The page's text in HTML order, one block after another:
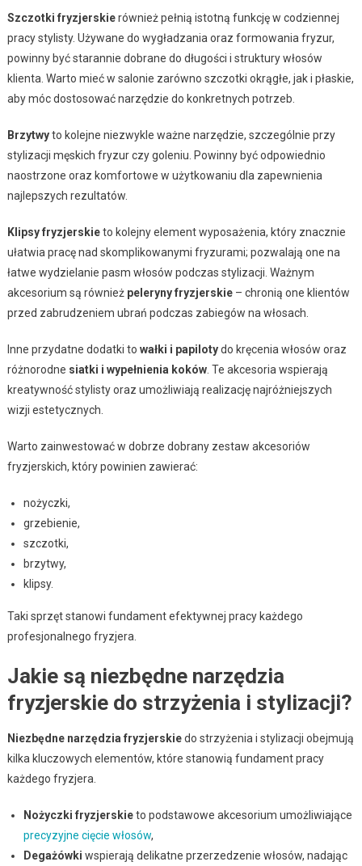
Szczotki fryzjerskierównież pełnią istotną funkcję w codziennej
pracy stylisty. Używane do wygładzania oraz formowania fryzur,
powinny być starannie dobrane do długości i struktury włosów
klienta. Warto mieć w salonie zarówno szczotki okrągłe, jak i płaskie,
aby móc dostosować narzędzie do konkretnych potrzeb.
Brzytwyto kolejne niezwykle ważne narzędzie, szczególnie przy
stylizacji męskich fryzur czy goleniu. Powinny być odpowiednio
naostrzone oraz komfortowe w użytkowaniu dla zapewnienia
najlepszych rezultatów.
Klipsy fryzjerskieto kolejny element wyposażenia, który znacznie
ułatwia pracę nad skomplikowanymi fryzurami; pozwalają one na
łatwe wydzielanie pasm włosów podczas stylizacji. Ważnym
akcesorium są również peleryny fryzjerskie– chronią one klientów
przed zabrudzeniem ubrań podczas zabiegów na włosach.
Inne przydatne dodatki to wałki i papilotydo kręcenia włosów oraz
różnorodne siatki i wypełnienia koków. Te akcesoria wspierają
kreatywność stylisty oraz umożliwiają realizację najróżniejszych
wizji estetycznych.
Warto zainwestować w dobrze dobrany zestaw akcesoriów
fryzjerskich, który powinien zawierać:
nożyczki,
grzebienie,
szczotki,
brzytwy,
klipsy.
Taki sprzęt stanowi fundament efektywnej pracy każdego
profesjonalnego fryzjera.
Jakie są niezbędne narzędzia
fryzjerskie do strzyżenia i stylizacji?
Niezbędne narzędzia fryzjerskiedo strzyżenia i stylizacji obejmują
kilka kluczowych elementów, które stanowią fundament pracy
każdego fryzjera.
Nożyczki fryzjerskieto podstawowe akcesorium umożliwiające
precyzyjne cięcie włosów,
Degażówki wspierają delikatne przerzedzenie włosów, nadając